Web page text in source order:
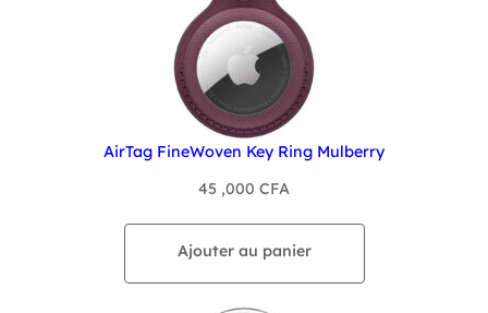
AirTag FineWoven Key Ring Mulberry
45 ,000 CFA
Ajouter au panier